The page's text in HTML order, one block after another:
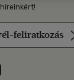
feliratkozás
on
Instagramon
Libri a LinkedInen